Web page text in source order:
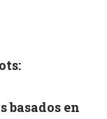
basados en